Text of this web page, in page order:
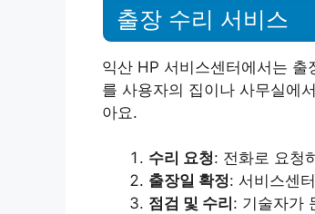
출장 수리 서비스
익산 HP 서비스센터에서는
를 사용자의 집이나 사무실에
아요.
수리 요청: 전화로 요청
출장일 확정: 서비스센
점검 및 수리 : 기술자가